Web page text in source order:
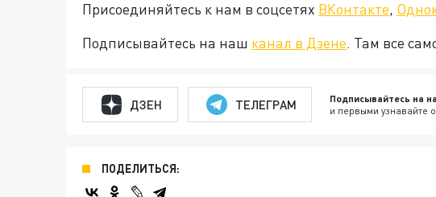
Присоединяйтесь к нам в соцсетях ВКонтакте,
Подписывайтесь на наш канал в Дзене. Там все
ДЗЕН ТЕЛЕГРАМ Подписывайтесь на
и первыми узнавайте
ПОДЕЛИТЬСЯ: